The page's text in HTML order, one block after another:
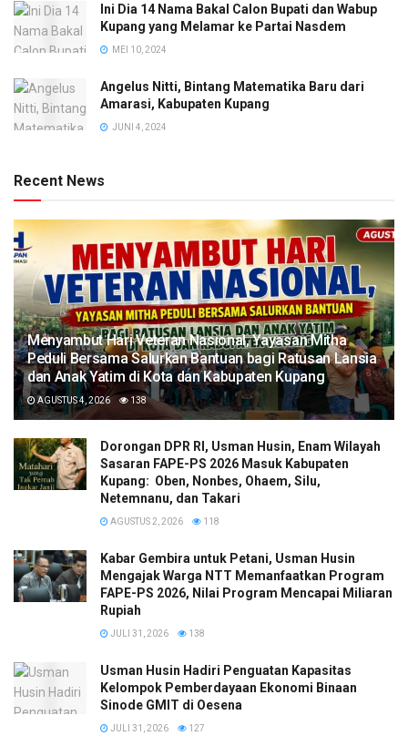
Ini Dia 14 Nama Bakal Calon Bupati dan Wabup
Kupang yang Melamar ke Partai Nasdem
MEI 10, 2024
Angelus Nitti, Bintang Matematika Baru dari
Amarasi, Kabupaten Kupang
JUNI 4, 2024
Recent News
​Menyambut Hari Veteran Nasional, Yayasan Mitha
Peduli Bersama Salurkan Bantuan bagi Ratusan Lansia
dan Anak Yatim di Kota dan Kabupaten Kupang
AGUSTUS 4, 2026 138
Dorongan DPR RI, Usman Husin, Enam Wilayah
Sasaran FAPE-PS 2026 Masuk Kabupaten
Kupang: Oben, Nonbes, Ohaem, Silu,
Netemnanu, dan Takari
AGUSTUS 2, 2026 118
Kabar Gembira untuk Petani, Usman Husin
Mengajak Warga NTT Memanfaatkan Program
FAPE-PS 2026, Nilai Program Mencapai Miliaran
Rupiah
JULI 31, 2026 138
​Usman Husin Hadiri Penguatan Kapasitas
Kelompok Pemberdayaan Ekonomi Binaan
Sinode GMIT di Oesena
JULI 31, 2026 127